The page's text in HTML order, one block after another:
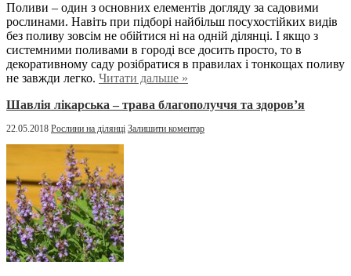
Поливи – один з основних елементів догляду за садовими
рослинами. Навіть при підборі найбільш посухостійких видів
без поливу зовсім не обійтися ні на одній ділянці. І якщо з
системними поливами в городі все досить просто, то в
декоративному саду розібратися в правилах і тонкощах поливу
не завжди легко. Читати дальше »
Шавлія лікарська – трава благополуччя та здоров’я
22.05.2018 Рослини на ділянці Залишити коментар